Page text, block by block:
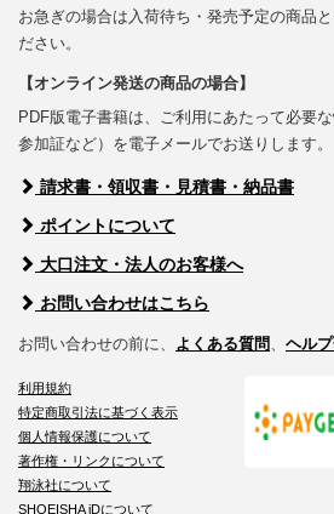
お急ぎの場合は入荷待ち・発売予定の商品
ださい。
【オンライン発送の商品の場合】
PDF版電子書籍は、ご利用にあたって必要
参加証など）を電子メールでお送りします。
請求書・領収書・見積書・納品書
ポイントについて
大口注文・法人のお客様へ
お問い合わせはこちら
お問い合わせの前に、 よくある質問 ヘル
利用規約
特定商取引法に基づく表示
個人情報保護について
著作権・リンクについて
翔泳社について
SHOEISHA iDについて